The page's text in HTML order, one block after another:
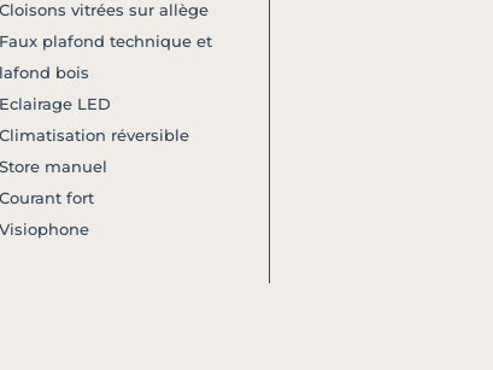
vitrées sur allège
plafond technique et
bois
LED
réversible
manuel
fort